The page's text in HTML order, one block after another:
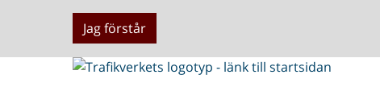
Jag förstår